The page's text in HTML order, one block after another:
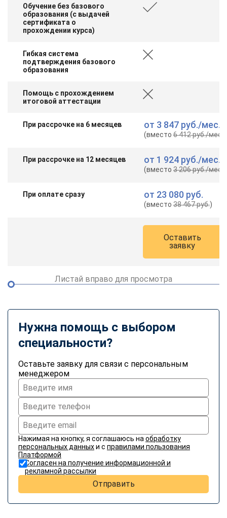
Обучение без базового
образования (с выдачей
сертификата о
прохождении курса)
Гибкая система
подтверждения базового
образования
Помощь с прохождением
итоговой аттестации
При рассрочке на 6 месяцев от 3 847 руб./мес.
(вместо6 412 руб./мес.
При рассрочке на 12 месяцев от 1 924 руб./мес.
(вместо3 206 руб./мес.
При оплате сразу от 23 080 руб.
(вместо38 467 руб.)
Оставить
заявку
Листай вправо для просмотра
Нужна помощь с выбором
специальности?
Оставьте заявку для связи с персональным
менеджером
Нажимая на кнопку, я соглашаюсь на обработку
персональных данныхи с правилами пользования
Платформой
Согласен на получение информационной и
рекламной рассылки
Отправить